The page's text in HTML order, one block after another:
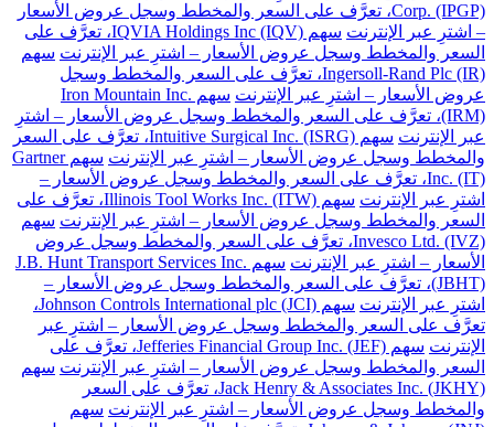
Corp. (IPGP)، تعرَّف على السعر والمخطط وسجل عروض الأسعار
– اشترِ عبر الإنترنت
سهم IQVIA Holdings Inc (IQV)، تعرَّف على
السعر والمخطط وسجل عروض الأسعار – اشترِ عبر الإنترنت سهم
Ingersoll-Rand Plc (IR)، تعرَّف على السعر والمخطط وسجل
عروض الأسعار – اشترِ عبر الإنترنت
سهم Iron Mountain Inc.
(IRM)، تعرَّف على السعر والمخطط وسجل عروض الأسعار – اشترِ
عبر الإنترنت
سهم Intuitive Surgical Inc. (ISRG)، تعرَّف على السعر
والمخطط وسجل عروض الأسعار – اشترِ عبر الإنترنت
سهم Gartner
Inc. (IT)، تعرَّف على السعر والمخطط وسجل عروض الأسعار –
اشترِ عبر الإنترنت
سهم Illinois Tool Works Inc. (ITW)، تعرَّف على
السعر والمخطط وسجل عروض الأسعار – اشترِ عبر الإنترنت سهم
Invesco Ltd. (IVZ)، تعرَّف على السعر والمخطط وسجل عروض
الأسعار – اشترِ عبر الإنترنت
سهم J.B. Hunt Transport Services Inc.
(JBHT)، تعرَّف على السعر والمخطط وسجل عروض الأسعار –
اشترِ عبر الإنترنت
سهم Johnson Controls International plc (JCI)،
تعرَّف على السعر والمخطط وسجل عروض الأسعار – اشترِ عبر
الإنترنت
سهم Jefferies Financial Group Inc. (JEF)، تعرَّف على
السعر والمخطط وسجل عروض الأسعار – اشترِ عبر الإنترنت سهم
Jack Henry & Associates Inc. (JKHY)، تعرَّف على السعر
والمخطط وسجل عروض الأسعار – اشترِ عبر الإنترنت سهم